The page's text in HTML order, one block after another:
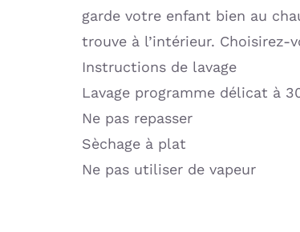
garde votre enfant bien au
trouve à l’intérieur.
Instructions de lavage
Lavage programme délicat à
Ne pas repasser
Sèchage à plat
Ne pas utiliser de vapeur